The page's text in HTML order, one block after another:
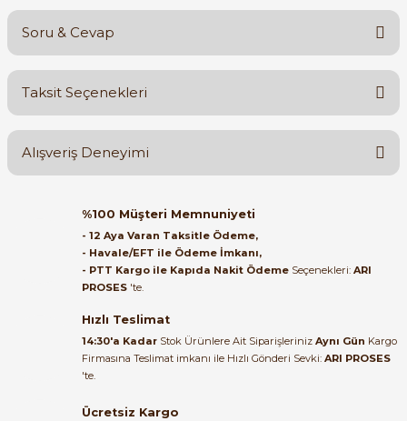
Bu ürüne ilk yorumu siz yapın!
Soru & Cevap
Ürün hakkında henüz soru sorulmamış.
Taksit Seçenekleri
Alışveriş Deneyimi
Orijinal kutusuyla ertesi gün
ulaştı elimize. Teşekkürler.
B... A... | 27/06/2026
bundan mehmet bey ilgi ve
alakası için teşekkür ederim
muhammed demirci |
%100 Müşteri Memnuniyeti
- 12 Aya Varan Taksitle Ödeme,
- Havale/EFT ile Ödeme İmkanı,
- PTT Kargo ile Kapıda Nakit Ödeme Seçenekleri: ARI
PROSES 'te.
Hızlı Teslimat
14:30'a Kadar Stok Ürünlere Ait Siparişleriniz Aynı Gün Kargo
Firmasına Teslimat imkanı ile Hızlı Gönderi Sevki: ARI PROSES
'te.
Ücretsiz Kargo